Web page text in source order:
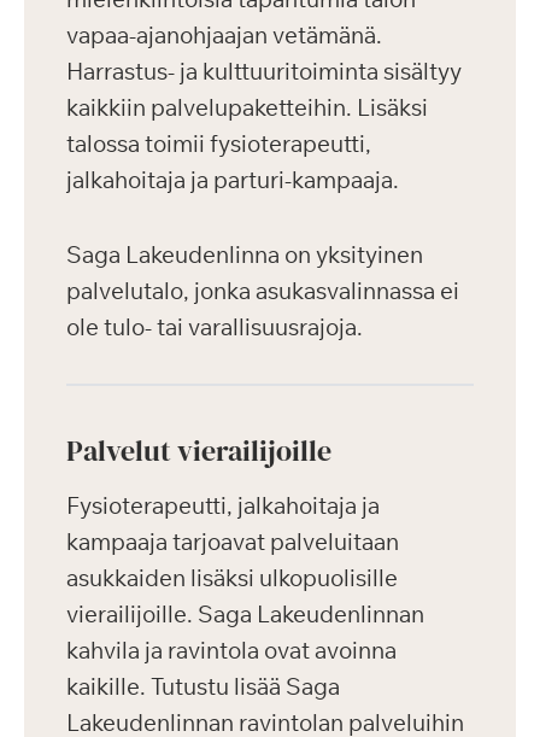
vapaa-ajanohjaajan vetämänä.
Harrastus- ja kulttuuritoiminta sisältyy
kaikkiin palvelupaketteihin. Lisäksi
talossa toimii fysioterapeutti,
jalkahoitaja ja parturi-kampaaja.
Saga Lakeudenlinna on yksityinen
palvelutalo, jonka asukasvalinnassa ei
ole tulo- tai varallisuusrajoja.
Palvelut vierailijoille
Fysioterapeutti, jalkahoitaja ja
kampaaja tarjoavat palveluitaan
asukkaiden lisäksi ulkopuolisille
vierailijoille. Saga Lakeudenlinnan
kahvila ja ravintola ovat avoinna
kaikille. Tutustu lisää Saga
Lakeudenlinnan ravintolan palveluihin